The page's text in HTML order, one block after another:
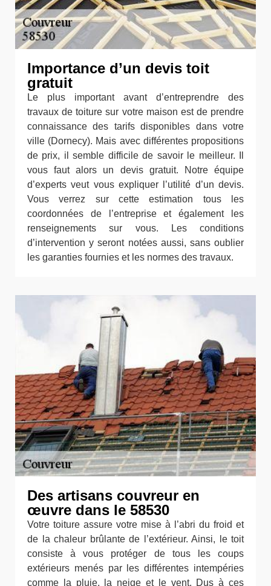
Importance d’un devis toit
gratuit
Le plus important avant d’entreprendre des
travaux de toiture sur votre maison est de prendre
connaissance des tarifs disponibles dans votre
ville (Dornecy). Mais avec différentes propositions
de prix, il semble difficile de savoir le meilleur. Il
vous faut alors un devis gratuit. Notre équipe
d’experts veut vous expliquer l’utilité d’un devis.
Vous verrez sur cette estimation tous les
coordonnées de l’entreprise et également les
renseignements sur vous. Les conditions
d’intervention y seront notées aussi, sans oublier
les garanties fournies et les normes des travaux.
Des artisans couvreur en
œuvre dans le 58530
Votre toiture assure votre mise à l’abri du froid et
de la chaleur brûlante de l’extérieur. Ainsi, le toit
consiste à vous protéger de tous les coups
extérieurs menés par les différentes intempéries
comme la pluie, la neige et le vent. Dus à ces